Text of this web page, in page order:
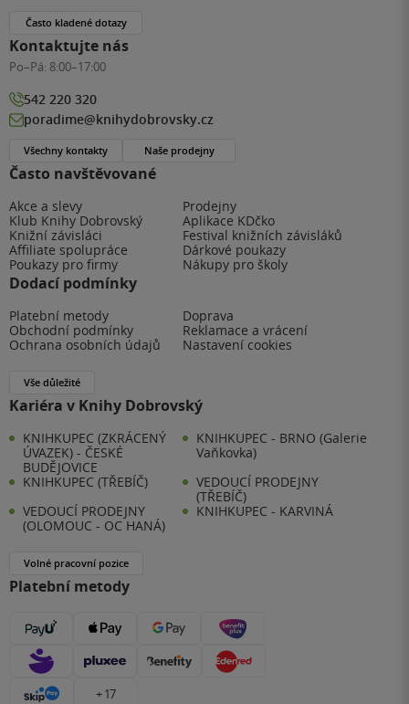
Často navštěvované
Akce a slevy
Prodejny
Klub Knihy Dobrovský
Aplikace KDčko
Knižní závisláci
Festival knižních závisláků
Affiliate spolupráce
Dárkové poukazy
Poukazy pro firmy
Nákupy pro školy
Dodací podmínky
Platební metody
Doprava
Obchodní podmínky
Reklamace a vrácení
Ochrana osobních údajů
Nastavení cookies
Vše důležité
Kariéra v Knihy Dobrovský
KNIHKUPEC (ZKRÁCENÝ
ÚVAZEK) - ČESKÉ
BUDĚJOVICE
KNIHKUPEC - BRNO (Galerie
Vaňkovka)
KNIHKUPEC (TŘEBÍČ)
VEDOUCÍ PRODEJNY
(TŘEBÍČ)
VEDOUCÍ PRODEJNY
(OLOMOUC - OC HANÁ)
KNIHKUPEC - KARVINÁ
Volné pracovní pozice
Platební metody
+ 17
Často kladené dotazy
Kontaktujte nás
Po–Pá: 8:00–17:00
542 220 320
poradime@knihydobrovsky.cz
Všechny kontakty Naše prodejny